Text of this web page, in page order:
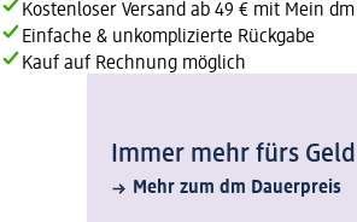
Kostenloser Versand ab 49 € mit Mein
Einfache & unkomplizierte Rückgabe
Kauf auf Rechnung möglich
Immer mehr fürs
Mehr zum dm Dauerpreis